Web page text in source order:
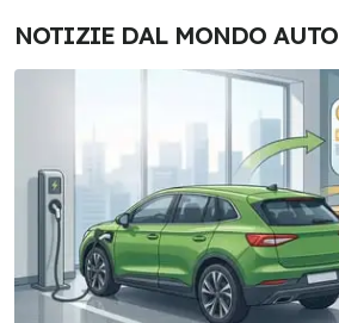
NOTIZIE DAL MONDO AUTO